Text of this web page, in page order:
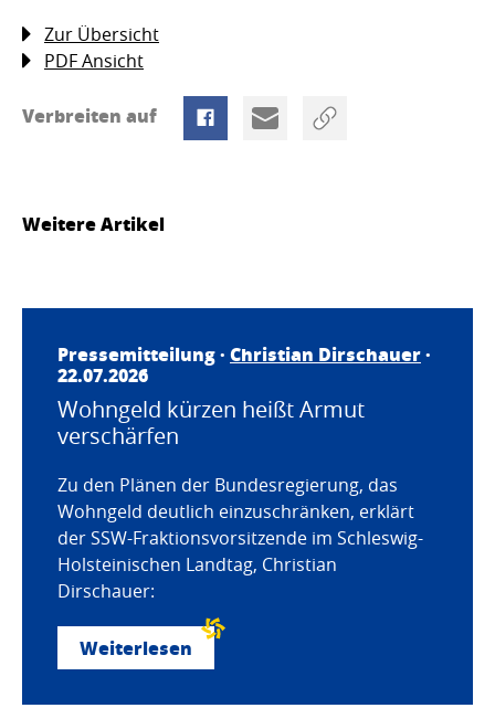
Zur Übersicht
PDF Ansicht
Verbreiten auf
Weitere Artikel
Pressemitteilung · Christian Dirschauer·
22.07.2026
Wohngeld kürzen heißt Armut
verschärfen
Zu den Plänen der Bundesregierung, das
Wohngeld deutlich einzuschränken, erklärt
der SSW-Fraktionsvorsitzende im Schleswig-
Holsteinischen Landtag, Christian
Dirschauer:
Weiterlesen